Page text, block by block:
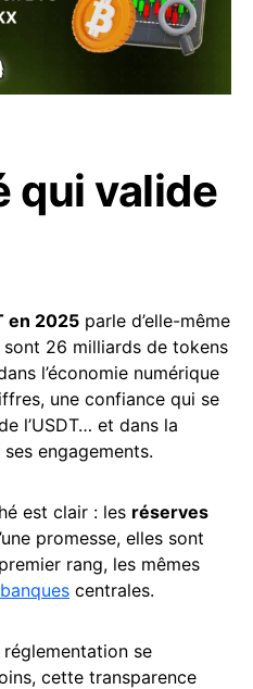
qui valide
en 2025 parle d’elle-même
sont 26 milliards de tokens
l’économie numérique
une confiance qui se
l’USDT… et dans la
engagements.
est clair : les réserves
promesse, elles sont
rang, les mêmes
banques centrales.
se
cette transparence